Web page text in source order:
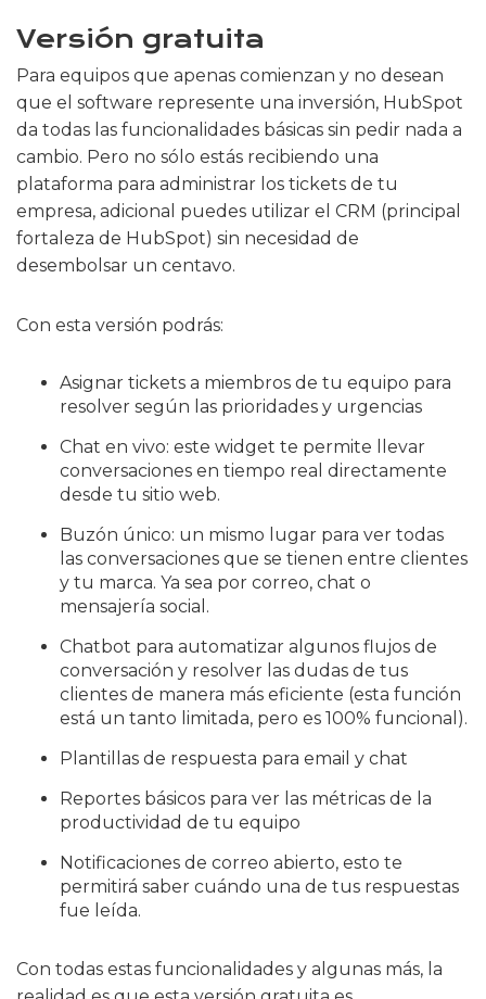
Versión gratuita
Para equipos que apenas comienzan y no desean
que el software represente una inversión, HubSpot
da todas las funcionalidades básicas sin pedir nada a
cambio. Pero no sólo estás recibiendo una
plataforma para administrar los tickets de tu
empresa, adicional puedes utilizar el CRM (principal
fortaleza de HubSpot) sin necesidad de
desembolsar un centavo.
Con esta versión podrás:
Asignar tickets a miembros de tu equipo para
resolver según las prioridades y urgencias
Chat en vivo: este widget te permite llevar
conversaciones en tiempo real directamente
desde tu sitio web.
Buzón único: un mismo lugar para ver todas
las conversaciones que se tienen entre clientes
y tu marca. Ya sea por correo, chat o
mensajería social.
Chatbot para automatizar algunos flujos de
conversación y resolver las dudas de tus
clientes de manera más eficiente (esta función
está un tanto limitada, pero es 100% funcional).
Plantillas de respuesta para email y chat
Reportes básicos para ver las métricas de la
productividad de tu equipo
Notificaciones de correo abierto, esto te
permitirá saber cuándo una de tus respuestas
fue leída.
Con todas estas funcionalidades y algunas más, la